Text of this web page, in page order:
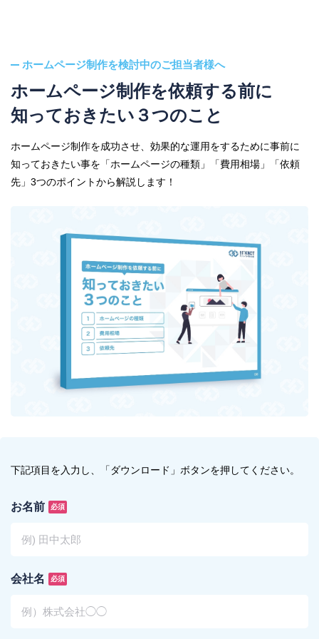
ホームページ制作を検討中のご担当者様へ
ホームページ制作を依頼する前に
知っておきたい３つのこと
ホームページ制作を成功させ、効果的な運用をするために事前に
知っておきたい事を「ホームページの種類」「費用相場」「依頼
先」3つのポイントから解説します！
下記項目を入力し、「ダウンロード」ボタンを押してください。
お名前 必須
会社名 必須